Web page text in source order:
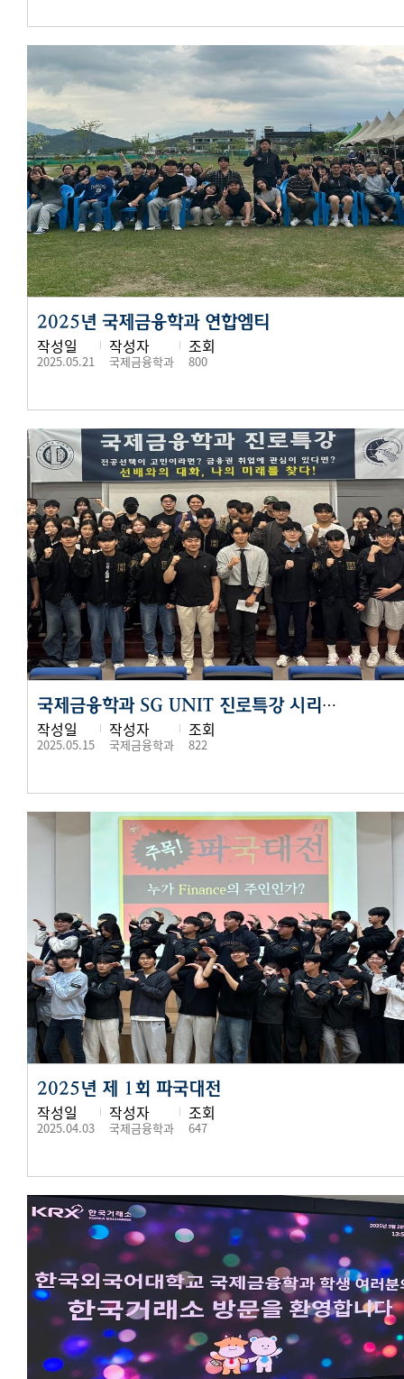
2025년 국제금융학과 연합엠티
작성일
2025.05.21
작성자
국제금융학과
조회
800
국제금융학과 SG UNIT 진로특강 시리즈 첫 강연, 졸업생과 함께하는 진로 탐색
작성일
2025.05.15
작성자
국제금융학과
조회
822
2025년 제 1회 파국대전
작성일
2025.04.03
작성자
국제금융학과
조회
647